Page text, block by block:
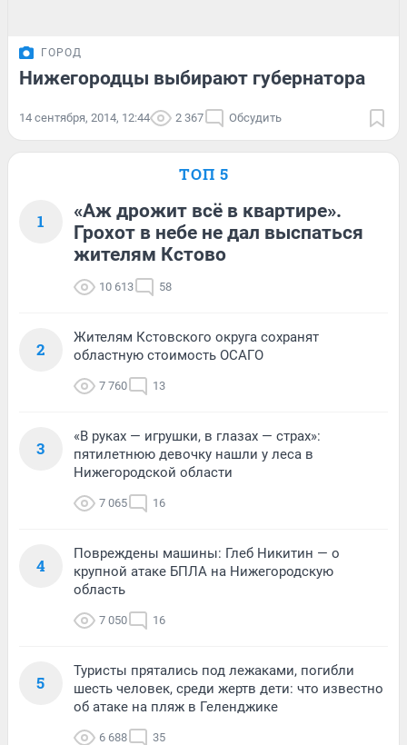
ГОРОД
Нижегородцы выбирают губернатора
14 сентября, 2014, 12:44 2 367 Обсудить
ТОП 5
1
«Аж дрожит всё в квартире».
Грохот в небе не дал выспаться
жителям Кстово
10 613 58
2
Жителям Кстовского округа сохранят
областную стоимость ОСАГО
7 760 13
3
«В руках — игрушки, в глазах — страх»:
пятилетнюю девочку нашли у леса в
Нижегородской области
7 065 16
4
Повреждены машины: Глеб Никитин — о
крупной атаке БПЛА на Нижегородскую
область
7 050 16
5
Туристы прятались под лежаками, погибли
шесть человек, среди жертв дети: что известно
об атаке на пляж в Геленджике
6 688 35